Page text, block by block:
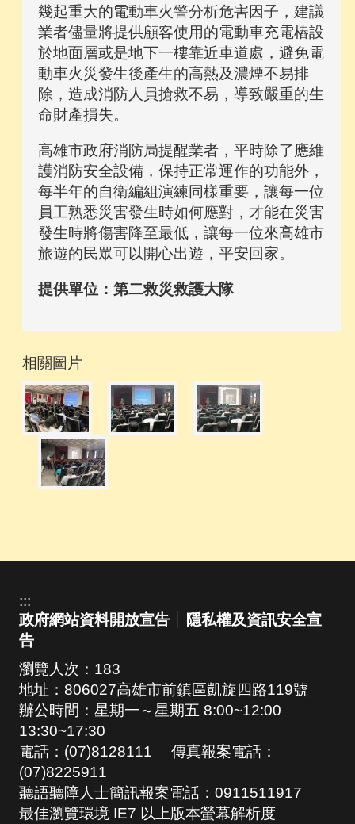
幾起重大的電動車火警分析危害因子，建議
業者儘量將提供顧客使用的電動車充電樁設
於地面層或是地下一樓靠近車道處，避免電
動車火災發生後產生的高熱及濃煙不易排
除，造成消防人員搶救不易，導致嚴重的生
命財產損失。
高雄市政府消防局提醒業者，平時除了應維
護消防安全設備，保持正常運作的功能外，
每半年的自衛編組演練同樣重要，讓每一位
員工熟悉災害發生時如何應對，才能在災害
發生時將傷害降至最低，讓每一位來高雄市
旅遊的民眾可以開心出遊，平安回家。
提供單位：第二救災救護大隊
相關圖片
:::
政府網站資料開放宣告
隱私權及資訊安全宣
告
瀏覽人次： 183
地址：806027高雄市前鎮區凱旋四路119號
辦公時間：星期一～星期五 8:00~12:00
13:30~17:30
電話：(07)8128111 傳真報案電話：
(07)8225911
聽語聽障人士簡訊報案電話：0911511917
最佳瀏覽環境 IE7 以上版本螢幕解析度